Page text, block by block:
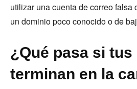
utilizar una cuenta de correo falsa
un dominio poco conocido o de
¿Qué pasa si
terminan en la